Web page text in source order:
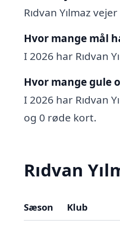
Rıdvan Yılmaz
Hvor mange mål
I 2026 har Rıdvan
Hvor mange gule
I 2026 har Rıdvan
og 0 røde kort.
Rıdvan
Sæson Klub